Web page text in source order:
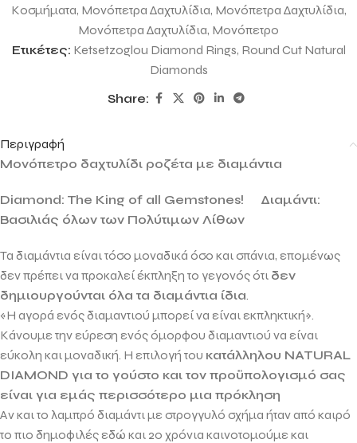
Κοσμήματα, Μονόπετρα Δαχτυλίδια, Μονόπετρα Δαχτυλίδια,
Μονόπετρα Δαχτυλίδια, Μονόπετρο
Ετικέτες: Ketsetzoglou Diamond Rings, Round Cut Natural
Diamonds
Share:
Περιγραφή
Μονόπετρο δαχτυλίδι ροζέτα με διαμάντια
Diamond: The King of all Gemstones!
Διαμάντι:
Βασιλιάς όλων των Πολύτιμων Λίθων
Τα διαμάντια είναι τόσο μοναδικά όσο και σπάνια, επομένως
δεν πρέπει να προκαλεί έκπληξη το γεγονός ότι δεν
δημιουργούνται όλα τα διαμάντια ίδια.
«Η αγορά ενός διαμαντιού μπορεί να είναι εκπληκτική».
Κάνουμε την εύρεση ενός όμορφου διαμαντιού να είναι
εύκολη και μοναδική. Η επιλογή του κατάλληλου NATURAL
DIAMOND για το γούστο και τον προϋπολογισμό σας
είναι για εμάς περισσότερο μια πρόκληση
Αν και το λαμπρό διαμάντι με στρογγυλό σχήμα ήταν από καιρό
το πιο δημοφιλές εδώ και 20 χρόνια καινοτομούμε και